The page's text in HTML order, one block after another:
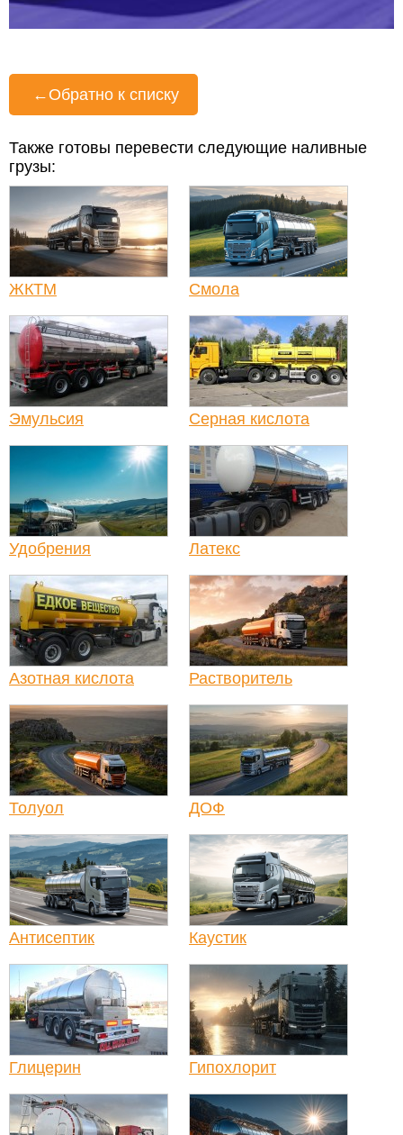
← Обратно к списку
Также готовы перевести следующие наливные
грузы:
ЖКТМ Смола
Эмульсия Серная кислота
Удобрения Латекс
Азотная кислота Растворитель
Толуол ДОФ
Антисептик Каустик
Глицерин Гипохлорит